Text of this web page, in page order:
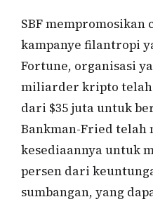
SBF
kampanye filantropi
Fortune, organisasi
miliarder kripto telah
dari $35 juta untuk
Bankman-Fried telah
kesediaannya untuk
persen dari
sumbangan, yang